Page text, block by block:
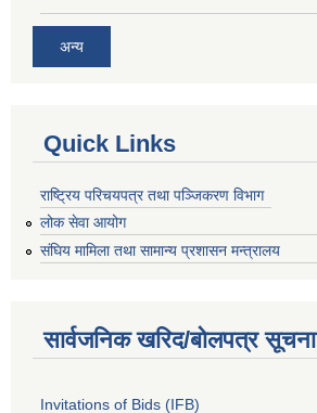
अन्य
Quick Links
राष्ट्रिय परिचयपत्र तथा पञ्जिकरण विभाग
लोक सेवा आयोग
संघिय मामिला तथा सामान्य प्रशासन मन्त्रालय
सार्वजनिक खरिद/बोलपत्र सूचना
Invitations of Bids (IFB)